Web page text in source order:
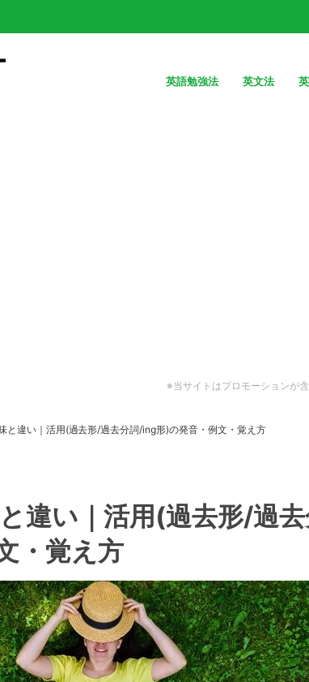
英語勉強法 英文法
※当サイトはプロモーションが
と違い｜活用(過去形/過去分詞/ing形)の発音・例文・覚え方
違い｜活用(過去形/過
・覚え方